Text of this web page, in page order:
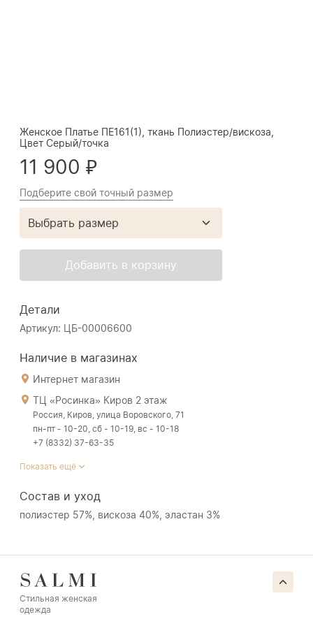
Женское Платье ПЕ161(1), ткань Полиэстер/вискоза,
Цвет Серый/точка
11 900 ₽
Подберите свой точный размер
Выбрать размер
Добавить в корзину
Детали
Артикул: ЦБ-00006600
Наличие в магазинах
Интернет магазин
ТЦ «Росинка» Киров 2 этаж
Россия, Киров, улица Воровского, 71
пн-пт - 10-20, сб - 10-19, вс - 10-18
+7 (8332) 37-63-35
Показать ещё
Состав и уход
полиэстер 57%, вискоза 40%, эластан 3%
Стильная женская
одежда